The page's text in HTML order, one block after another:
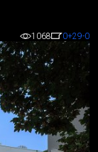
1068 0+29-0